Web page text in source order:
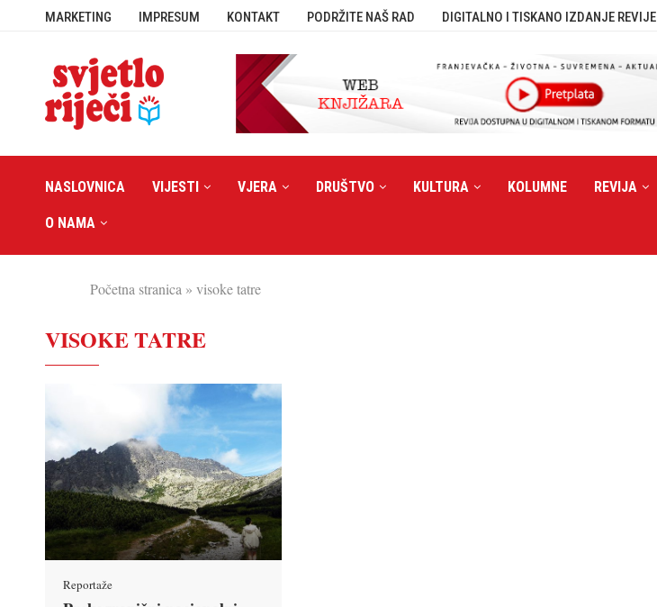
MARKETING IMPRESUM KONTAKT PODRŽITE NAŠ RAD DIGITALNO I TISKANO IZDANJE REVIJE
NASLOVNICA VIJESTI VJERA DRUŠTVO KULTURA KOLUMNE REVIJA
O NAMA
Početna stranica » visoke tatre
VISOKE TATRE
Reportaže